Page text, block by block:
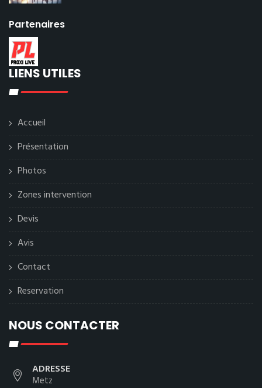
Partenaires
LIENS UTILES
Accueil
Présentation
Photos
Zones intervention
Devis
Avis
Contact
Reservation
NOUS CONTACTER
ADRESSE
Metz